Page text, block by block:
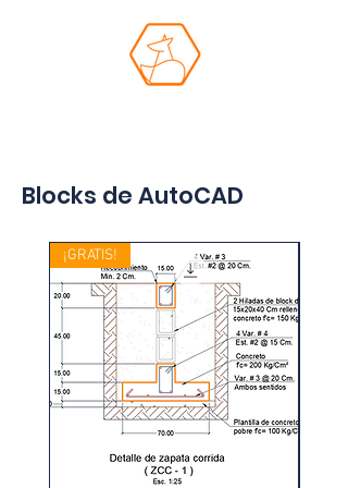
Blocks de AutoCAD
¡GRATIS!